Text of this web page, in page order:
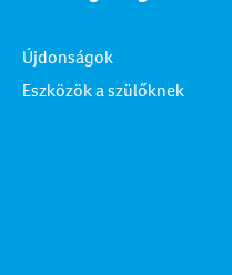
Újdonságok
Eszközök a szülőknek